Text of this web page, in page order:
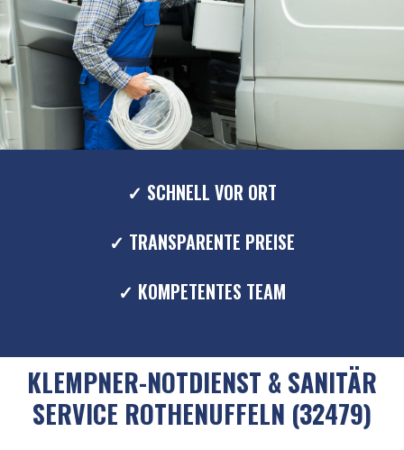
✓ SCHNELL VOR ORT
✓ TRANSPARENTE PREISE
✓ KOMPETENTES TEAM
KLEMPNER-NOTDIENST & SANITÄR
SERVICE ROTHENUFFELN (32479)